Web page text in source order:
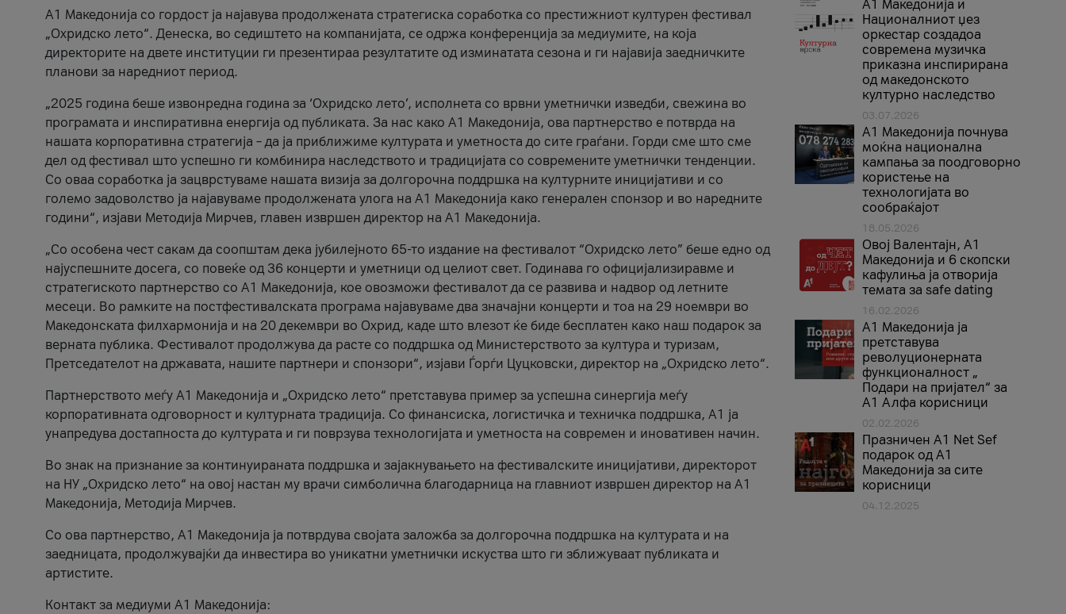
A1 Македонија со гордост ја најавува продолжената стратегиска соработка со престижниот културен фестивал
„Охридско лето“. Денеска, во седиштето на компанијата, се одржа конференција за медиумите, на која
директорите на двете институции ги презентираа резултатите од изминатата сезона и ги најавија заедничките
планови за наредниот период.
„2025 година беше извонредна година за ‘Охридско лето’, исполнета со врвни уметнички изведби, свежина во
програмата и инспиративна енергија од публиката. За нас како A1 Македонија, ова партнерство е потврда на
нашата корпоративна стратегија – да ја приближиме културата и уметноста до сите граѓани. Горди сме што сме
дел од фестивал што успешно ги комбинира наследството и традицијата со современите уметнички тенденции.
Со оваа соработка ја зацврстуваме нашата визија за долгорочна поддршка на културните иницијативи и со
големо задоволство ја најавуваме продолжената улога на A1 Македонија како генерален спонзор и во наредните
години“, изјави Методија Мирчев, главен извршен директор на A1 Македонија.
„Со особена чест сакам да соопштам дека јубилејното 65-то издание на фестивалот “Охридско лето” беше едно од
најуспешните досега, со повеќе од 36 концерти и уметници од целиот свет. Годинава го официјализиравме и
стратегиското партнерство со А1 Македонија, кое овозможи фестивалот да се развива и надвор од летните
месеци. Во рамките на постфестивалската програма најавуваме два значајни концерти и тоа на 29 ноември во
Македонската филхармонија и на 20 декември во Охрид, каде што влезот ќе биде бесплатен како наш подарок за
верната публика. Фестивалот продолжува да расте со поддршка од Министерството за култура и туризам,
Претседателот на државата, нашите партнери и спонзори“, изјави Ѓорѓи Цуцковски, директор на „Охридско лето“.
Партнерството меѓу A1 Македонија и „Охридско лето“ претставува пример за успешна синергија меѓу
корпоративната одговорност и културната традиција. Со финансиска, логистичка и техничка поддршка, A1 ја
унапредува достапноста до културата и ги поврзува технологијата и уметноста на современ и иновативен начин.
Во знак на признание за континуираната поддршка и зајакнувањето на фестивалските иницијативи, директорот
на НУ „Охридско лето“ на овој настан му врачи симболична благодарница на главниот извршен директор на A1
Македонија, Методија Мирчев.
Со ова партнерство, A1 Македонија ја потврдува својата заложба за долгорочна поддршка на културата и на
заедницата, продолжувајќи да инвестира во уникатни уметнички искуства што ги зближуваат публиката и
артистите.
Контакт за медиуми А1 Македонија:
А1 Македонија и
Националниот џез
оркестар создадоа
современа музичка
приказна инспирирана
од македонското
културно наследство
03.07.2026
A1 Македонија почнува
моќна национална
кампања за поодговорно
користење на
технологијата во
сообраќајот
18.05.2026
Овој Валентајн, A1
Македонија и 6 скопски
кафулиња ја отворија
темата за safe dating
16.02.2026
А1 Македонија ја
претставува
револуционерната
функционалност „
Подари на пријател“ за
А1 Алфа корисници
02.02.2026
Празничен A1 Net Sеf
подарок од А1
Македонија за сите
корисници
04.12.2025